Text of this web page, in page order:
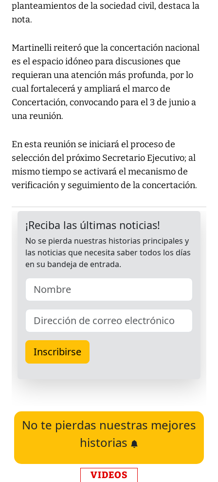
planteamientos de la sociedad civil, destaca la
nota.
Martinelli reiteró que la concertación nacional
es el espacio idóneo para discusiones que
requieran una atención más profunda, por lo
cual fortalecerá y ampliará el marco de
Concertación, convocando para el 3 de junio a
una reunión.
En esta reunión se iniciará el proceso de
selección del próximo Secretario Ejecutivo; al
mismo tiempo se activará el mecanismo de
verificación y seguimiento de la concertación.
No te pierdas nuestras mejores
historias
VIDEOS